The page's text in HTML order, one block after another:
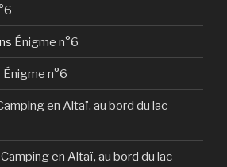
Énigme n°6
Énigme n°6
en Altaï, au bord du lac
Camping en Altaï, au bord du lac